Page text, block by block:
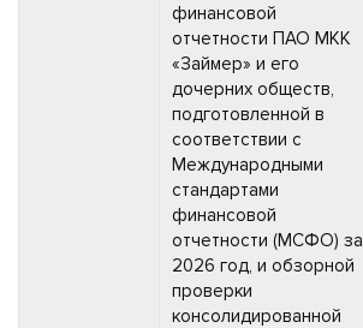
финансовой
отчетности ПАО МКК
«Займер» и его
дочерних обществ,
подготовленной в
соответствии с
Международными
стандартами
финансовой
отчетности (МСФО) за
2026 год, и обзорной
проверки
консолидированной